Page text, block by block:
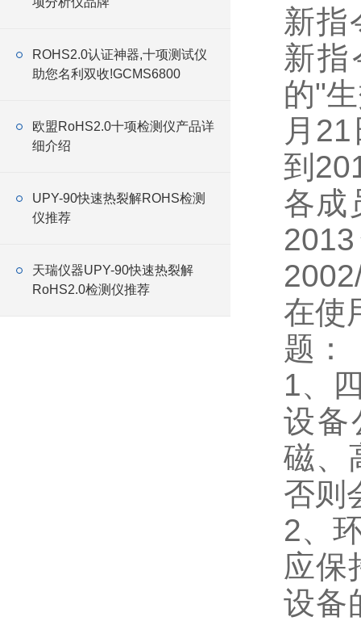
ROHS2.0认证神器,十项测试仪
助您名利双收!GCMS6800
欧盟RoHS2.0十项检测仪产品详
细介绍
UPY-90快速热裂解ROHS检测
仪推荐
天瑞仪器UPY-90快速热裂解
RoHS2.0检测仪推荐
新指
新
的"
月
到
各成
在使
题：
1、
设备
磁、
否则
2、
应保
设备